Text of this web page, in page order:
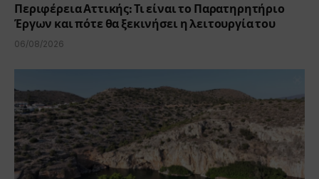
Περιφέρεια Αττικής: Τι είναι το Παρατηρητήριο
Έργων και πότε θα ξεκινήσει η λειτουργία του
06/08/2026